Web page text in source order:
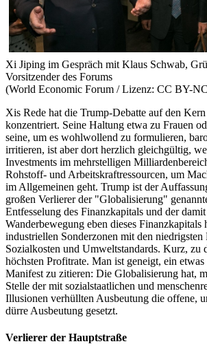
Xi Jiping im Gespräch mit Klaus Schwab,
Vorsitzender des Forums
(World Economic Forum / Lizenz: CC BY-
Xis Rede hat die Trump-Debatte auf den
konzentriert. Seine Haltung etwa zu Frauen
seine, um es wohlwollend zu formulieren,
irritieren, ist aber dort herzlich gleichgültig,
Investments im mehrstelligen
Rohstoff- und Arbeitskraftressourcen, um
im Allgemeinen geht. Trump ist der
großen Verlierer der "Globalisierung"
Entfesselung des Finanzkapitals und der
Wanderbewegung eben dieses Finanzkapitals
industriellen Sonderzonen mit den niedrigsten
Sozialkosten und Umweltstandards. Kurz, zu
höchsten Profitrate. Man ist geneigt, ein
Manifest zu zitieren: Die Globalisierung hat,
Stelle der mit sozialstaatlichen und
Illusionen verhüllten Ausbeutung die offene,
dürre Ausbeutung gesetzt.
Verlierer der Hauptstraße